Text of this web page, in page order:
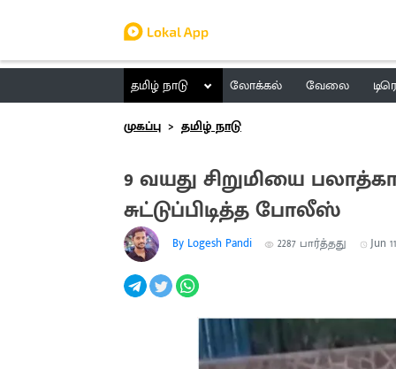
தமிழ் நாடு லோக்கல் வேலை
முகப்பு
தமிழ் நாடு
9 வயது சிறுமியை
சுட்டுப்பிடித்த போலீஸ்
By Logesh Pandi 2287 பார்த்தது Jun